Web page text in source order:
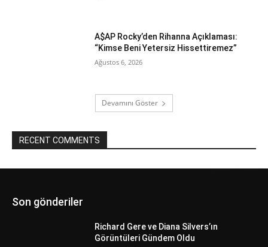
A$AP Rocky’den Rihanna Açıklaması:
“Kimse Beni Yetersiz Hissettiremez”
Ağustos 6, 2026
Devamını Göster
RECENT COMMENTS
Son gönderiler
Richard Gere ve Diana Silvers’ın
Görüntüleri Gündem Oldu